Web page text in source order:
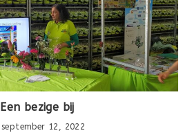
Een bezige bij
september 12, 2022